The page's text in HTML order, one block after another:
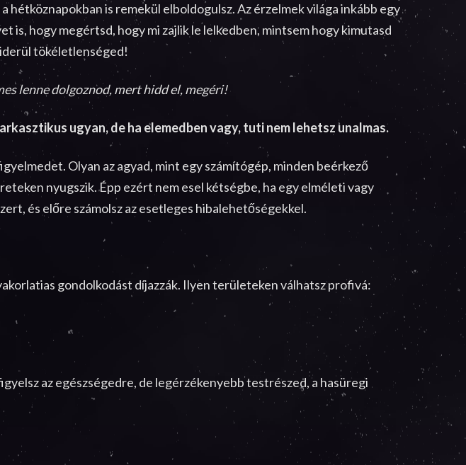
hétköznapokban is remekül elboldogulsz. Az érzelmek világa inkább egy
is, hogy megértsd, hogy mi zajlik le lelkedben, mintsem hogy kimutasd
tökéletlenséged!
lenne dolgoznod, mert hidd el, megéri!
ugyan, de ha elemedben vagy, tuti nem lehetsz unalmas.
Olyan az agyad, mint egy számítógép, minden beérkező
nyugszik. Épp ezért nem esel kétségbe, ha egy elméleti vagy
és előre számolsz az esetleges hibalehetőségekkel.
gondolkodást díjazzák. Ilyen területeken válhatsz profivá:
az egészségedre, de legérzékenyebb testrészed, a hasüregi